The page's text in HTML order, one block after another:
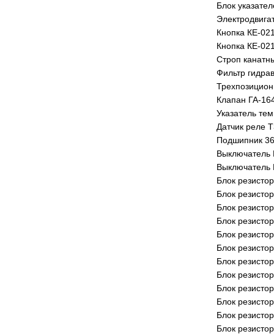
Блок
Кнопка КЕ-
Кнопка КЕ-
Строп
Фильтр
Клапан ГА-
Указатель
Датчик реле
Подшипник
Блок
Блок
Блок
Блок
Блок
Блок
Блок
Блок
Блок
Блок
Блок
Блок